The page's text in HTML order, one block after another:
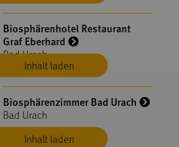
Inhalt laden
Biosphärenhotel Restaurant
Graf Eberhard
Bad Urach
Inhalt laden
Biosphärenzimmer Bad Urach
Bad Urach